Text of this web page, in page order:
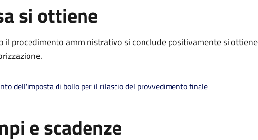
si ottiene
il procedimento amministrativo si conclude positivamente si ottiene
dell'imposta di bollo per il rilascio del provvedimento finale
e scadenze